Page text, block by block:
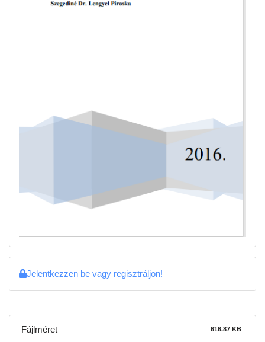
Jelentkezzen be vagy regisztráljon!
Fájlméret 616.87 KB